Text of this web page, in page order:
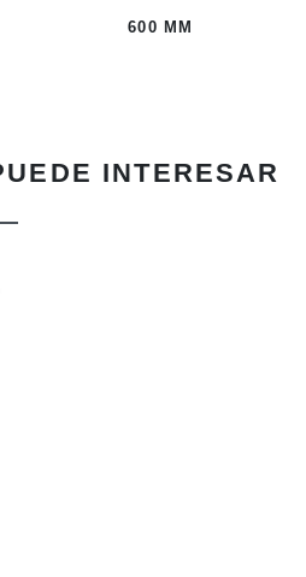
600 MM
INTERESAR